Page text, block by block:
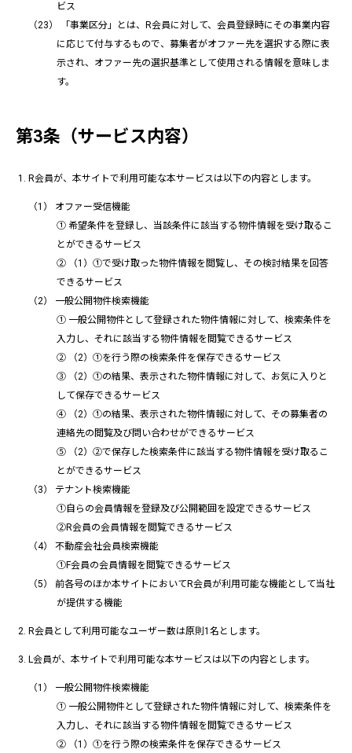
ビス
「事業区分」とは、R会員に対して、会員登録時にその事業内容
に応じて付与するもので、募集者がオファー先を選択する際に表
示され、オファー先の選択基準として使用される情報を意味しま
す。
第3条（サービス内容）
R会員が、本サイトで利用可能な本サービスは以下の内容とします。
オファー受信機能
① 希望条件を登録し、当該条件に該当する物件情報を受け取るこ
とができるサービス
② （1）①で受け取った物件情報を閲覧し、その検討結果を回答
できるサービス
一般公開物件検索機能
① 一般公開物件として登録された物件情報に対して、検索条件を
入力し、それに該当する物件情報を閲覧できるサービス
② （2）①を行う際の検索条件を保存できるサービス
③ （2）①の結果、表示された物件情報に対して、お気に入りと
して保存できるサービス
④ （2）①の結果、表示された物件情報に対して、その募集者の
連絡先の閲覧及び問い合わせができるサービス
⑤ （2）②で保存した検索条件に該当する物件情報を受け取るこ
とができるサービス
テナント検索機能
①自らの会員情報を登録及び公開範囲を設定できるサービス
②R会員の会員情報を閲覧できるサービス
不動産会社会員検索機能
①F会員の会員情報を閲覧できるサービス
前各号のほか本サイトにおいてR会員が利用可能な機能として当社
が提供する機能
R会員として利用可能なユーザー数は原則1名とします。
L会員が、本サイトで利用可能な本サービスは以下の内容とします。
一般公開物件検索機能
① 一般公開物件として登録された物件情報に対して、検索条件を
入力し、それに該当する物件情報を閲覧できるサービス
② （1）①を行う際の検索条件を保存できるサービス